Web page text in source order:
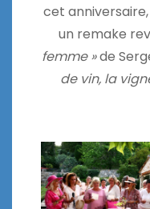
cet
un remake
femme »de
de vin, la